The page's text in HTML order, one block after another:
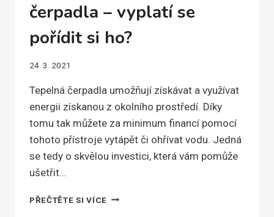
čerpadla – vyplatí se
pořídit si ho?
24. 3. 2021
Tepelná čerpadla umožňují získávat a využívat
energii získanou z okolního prostředí. Díky
tomu tak můžete za minimum financí pomocí
tohoto přístroje vytápět či ohřívat vodu. Jedná
se tedy o skvělou investici, která vám pomůže
ušetřit…
PŘEČTĚTE SI VÍCEVÝHODY